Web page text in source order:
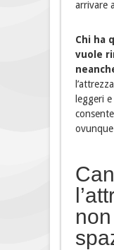
arrivare
Chi ha
vuole
leggeri